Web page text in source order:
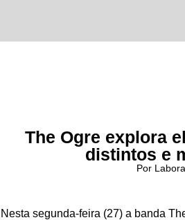
The Ogre explora
distintos e
Por
Nesta segunda-feira (27) a banda